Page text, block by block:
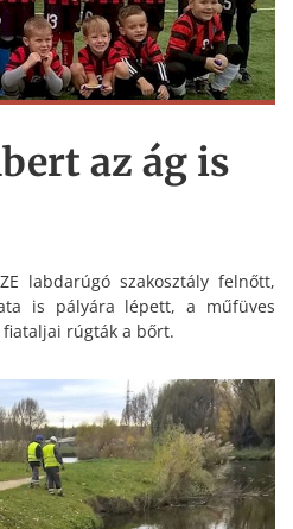
az ág is
labdarúgó szakosztály felnőtt,
is pályára lépett, a műfüves
rúgták a bőrt.